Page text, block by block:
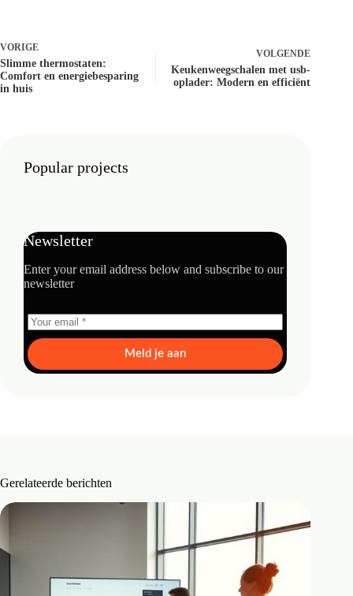
VORIGE
Slimme thermostaten:
Comfort en energiebesparing
in huis
VOLGENDE
Keukenweegschalen met usb-
oplader: Modern en efficiënt
Popular projects
Newsletter
Enter your email address below and subscribe to our
newsletter
Meld je aan
Gerelateerde berichten